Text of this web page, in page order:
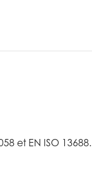
et EN ISO 13688.